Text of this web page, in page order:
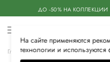
ДО -50% НА КОЛЛЕКЦИИ
Главная Мужская Одежда
На сайте применяются
технологии и